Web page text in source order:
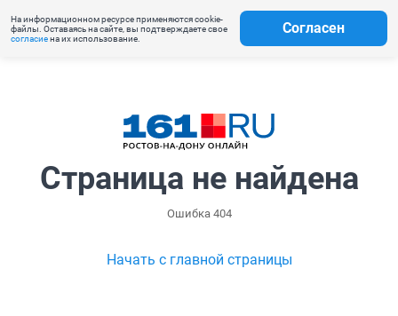
На информационном ресурсе применяются cookie-
файлы. Оставаясь на сайте, вы подтверждаете свое
согласиена их использование.
Согласен
Страница не найдена
Ошибка 404
Начать с главной страницы